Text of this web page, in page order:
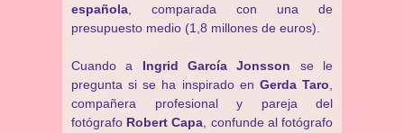
española , comparada con una de
presupuesto medio (1,8 millones de euros).
Cuando a Ingrid García Jonsson se le
pregunta si se ha inspirado en Gerda Taro
compañera profesional y pareja del
fotógrafo Robert Capa , confunde al fotógrafo